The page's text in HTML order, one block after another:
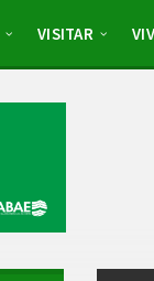
VISITAR